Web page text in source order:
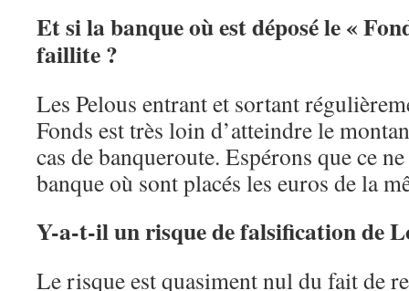
Et si la banque où est déposé le «
faillite ?
Les Pelous entrant et sortant
Fonds est très loin d’atteindre le
cas de banqueroute. Espérons que ce
banque où sont placés les euros de la
Y-a-t-il un risque de falsification de
Le risque est quasiment nul du fait de